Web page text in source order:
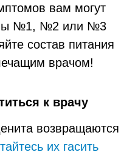
вам могут
№1, №2 или №3
состав питания
врачом!
к врачу
возвращаются
их гасить